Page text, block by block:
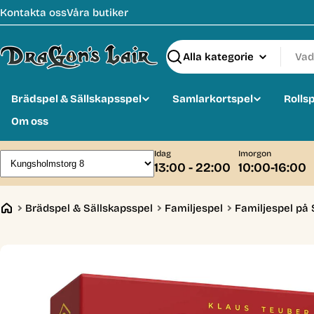
Hoppa
till
Kontakta ossVåra butiker
Sök
Brädspel & Sällskapsspel Samlarkortspel
Om oss
Idag
13:00 - 22:00
Imorgon
10:00-16:00
Brädspel & Sällskapsspel Familjespel Familjespel på